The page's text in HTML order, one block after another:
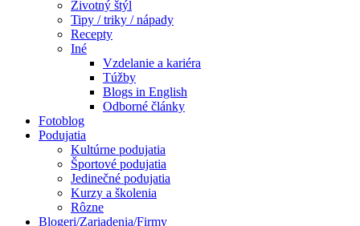
Životný štýl
Tipy / triky / nápady
Recepty
Iné
Vzdelanie a kariéra
Túžby
Blogs in English
Odborné články
Fotoblog
Podujatia
Kultúrne podujatia
Športové podujatia
Jedinečné podujatia
Kurzy a školenia
Rôzne
Blogeri/Zariadenia/Firmy